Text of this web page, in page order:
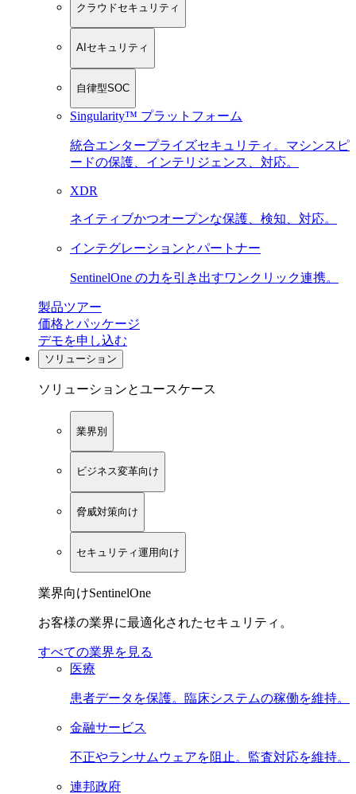
クラウドセキュリティ
AIセキュリティ
自律型SOC
Singularity™ プラットフォーム
統合エンタープライズセキュリティ。マシンスピ
ードの保護、インテリジェンス、対応。
XDR
ネイティブかつオープンな保護、検知、対応。
インテグレーションとパートナー
SentinelOne の力を引き出すワンクリック連携。
製品ツアー
価格とパッケージ
デモを申し込む
ソリューション
ソリューションとユースケース
業界別
ビジネス変革向け
脅威対策向け
セキュリティ運用向け
業界向けSentinelOne
お客様の業界に最適化されたセキュリティ。
すべての業界を見る
医療
患者データを保護。臨床システムの稼働を維持。
金融サービス
不正やランサムウェアを阻止。監査対応を維持。
連邦政府